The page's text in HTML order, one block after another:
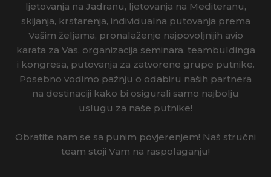
ljetovanja na Jadranu, ljetovanja na Mediteranu,
skijanja, krstarenja, individualna putovanja prema
Vašim željama, pronalaženje najpovoljnijih avio
karata za Vas, organizacija seminara, teambuldinga
i kongresa, putovanja za zatvorene grupe putnike.
Posebno vodimo pažnju o odabiru naših partnera
na destinaciji kako bi osigurali samo najbolju
uslugu za naše putnike!
Obratite nam se sa punim povjerenjem! Naš stručni
team stoji Vam na raspolaganju!